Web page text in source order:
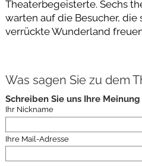
Theaterbegeisterte. Sechs
warten auf die Besucher, die
verrückte Wunderland
Was sagen Sie zu dem
Schreiben Sie uns Ihre Meinung
Ihr Nickname
Ihre Mail-Adresse